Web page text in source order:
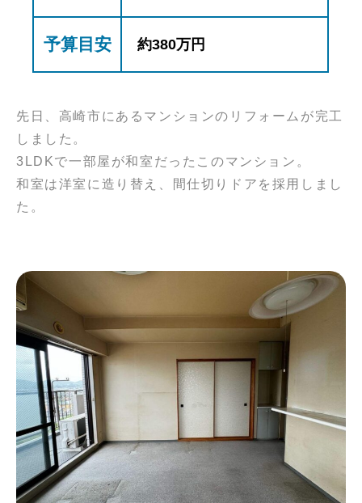
予算目安 約380万円
先日、高崎市にあるマンションのリフォームが完工
しました。
3LDKで一部屋が和室だったこのマンション。
和室は洋室に造り替え、間仕切りドアを採用しまし
た。